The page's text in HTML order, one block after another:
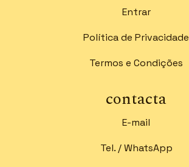
Entrar
Política de Privacidade
Termos e Condições
contacta
E-mail
Tel. / WhatsApp